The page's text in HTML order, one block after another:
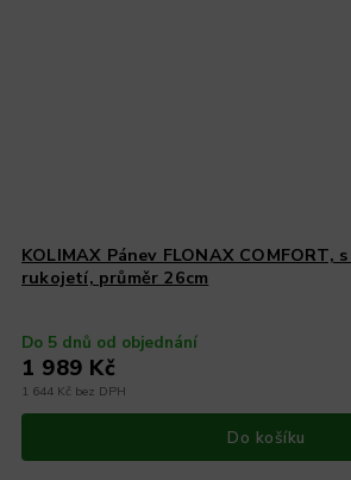
KOLIMAX Pánev FLONAX COMFORT,
rukojetí, průměr 26cm
Do 5 dnů od objednání
1 644 Kč bez DPH
1 989 Kč
Do košíku